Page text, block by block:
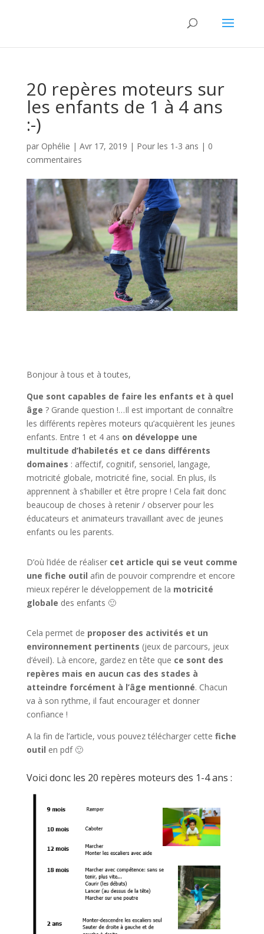
20 repères moteurs sur
les enfants de 1 à 4 ans
:-)
par Ophélie | Avr 17, 2019 | Pour les 1-3 ans | 0
commentaires
Bonjour à tous et à toutes,
Que sont capables de faire les enfants et à quel
âge ? Grande question !…Il est important de connaître
les différents repères moteurs qu’acquièrent les jeunes
enfants. Entre 1 et 4 ans on développe une
multitude d’habiletés et ce dans différents
domaines : affectif, cognitif, sensoriel, langage,
motricité globale, motricité fine, social. En plus, ils
apprennent à s’habiller et être propre ! Cela fait donc
beaucoup de choses à retenir / observer pour les
éducateurs et animateurs travaillant avec de jeunes
enfants ou les parents.
D’où l’idée de réaliser cet article qui se veut comme
une fiche outil afin de pouvoir comprendre et encore
mieux repérer le développement de la motricité
globale des enfants 🙂
Cela permet de proposer des activités et un
environnement pertinents (jeux de parcours, jeux
d’éveil). Là encore, gardez en tête que ce sont des
repères mais en aucun cas des stades à
atteindre forcément à l’âge mentionné. Chacun
va à son rythme, il faut encourager et donner
confiance !
A la fin de l’article, vous pouvez télécharger cette fiche
outil en pdf 🙂
Voici donc les 20 repères moteurs des 1-4 ans :